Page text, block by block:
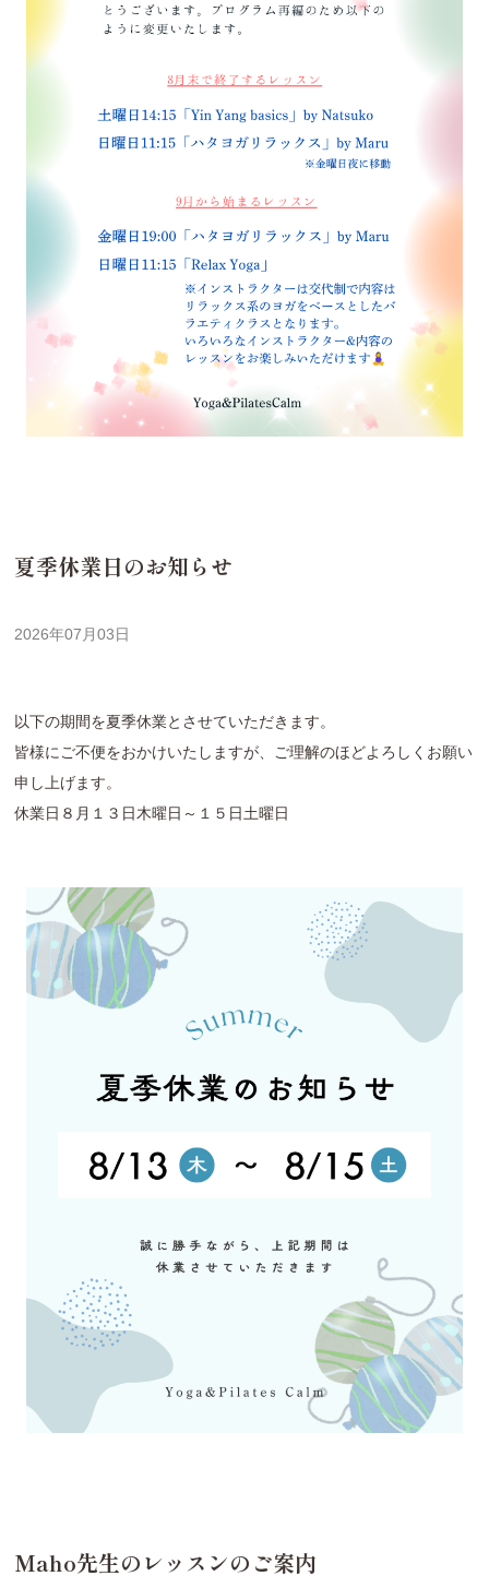
夏季休業日のお知らせ
2026年07月03日
以下の期間を夏季休業とさせていただきます。
皆様にご不便をおかけいたしますが、ご理解のほどよろしくお願い
申し上げます。
休業日８月１３日木曜日～１５日土曜日
Maho先生のレッスンのご案内